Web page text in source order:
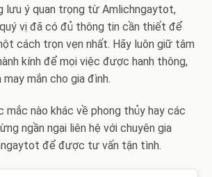
lưu ý quan trọng từ Amlichngaytot,
vị đã có đủ thông tin cần thiết để
cách trọn vẹn nhất. Hãy luôn giữ tâm
kính để mọi việc được hanh thông,
may mắn cho gia đình.
mắc nào khác về phong thủy hay các
ngần ngại liên hệ với chuyên gia
để được tư vấn tận tình.